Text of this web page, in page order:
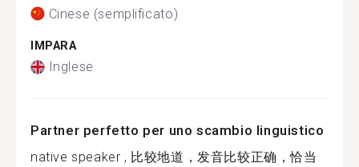
Cinese (semplificato)
IMPARA
Inglese
Partner perfetto per uno scambio linguistico
native speaker , 比较地道，发音比较正确，恰当